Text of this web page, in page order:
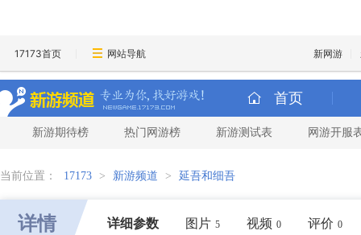
17173首页 网站导航 新网游
首页
新游期待榜 热门网游榜 新游测试表 网游开服
当前位置： 17173 > 新游频道 > 延吾和细吾
详情 详细参数 图片 5 视频 0 评价 0